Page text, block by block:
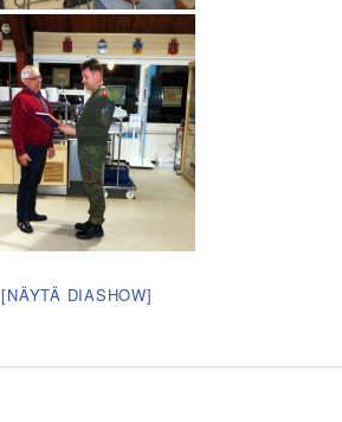
[NÄYTÄ DIASHOW]